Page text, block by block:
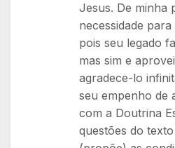
Jesus. De minha
necessidade
pois seu legado
mas sim e
agradece-lo
seu empenho de
com a Doutrina
questões do